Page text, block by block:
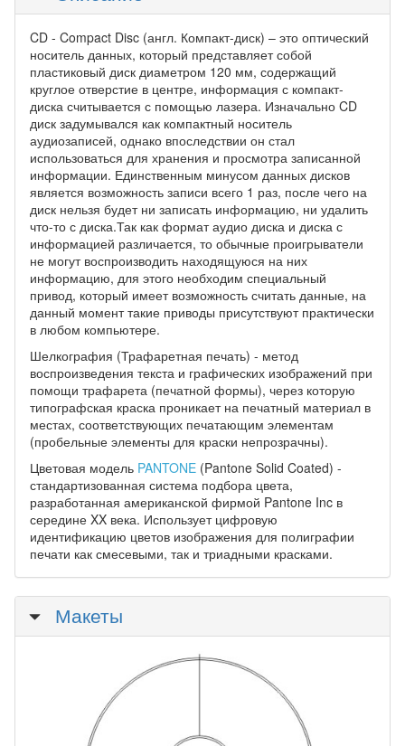
CD - Compact Disc (англ. Компакт-диск) – это оптический
носитель данных, который представляет собой
пластиковый диск диаметром 120 мм, содержащий
круглое отверстие в центре, информация с компакт-
диска считывается с помощью лазера. Изначально CD
диск задумывался как компактный носитель
аудиозаписей, однако впоследствии он стал
использоваться для хранения и просмотра записанной
информации. Единственным минусом данных дисков
является возможность записи всего 1 раз, после чего на
диск нельзя будет ни записать информацию, ни удалить
что-то с диска.Так как формат аудио диска и диска с
информацией различается, то обычные проигрыватели
не могут воспроизводить находящуюся на них
информацию, для этого необходим специальный
привод, который имеет возможность считать данные, на
данный момент такие приводы присутствуют практически
в любом компьютере.
Шелкография (Трафаретная печать) - метод
воспроизведения текста и графических изображений при
помощи трафарета (печатной формы), через которую
типографская краска проникает на печатный материал в
местах, соответствующих печатающим элементам
(пробельные элементы для краски непрозрачны).
Цветовая модель PANTONE (Pantone Solid Coated) -
стандартизованная система подбора цвета,
разработанная американской фирмой Pantone Inc в
середине XX века. Использует цифровую
идентификацию цветов изображения для полиграфии
печати как смесевыми, так и триадными красками.
Скрыть
Макеты